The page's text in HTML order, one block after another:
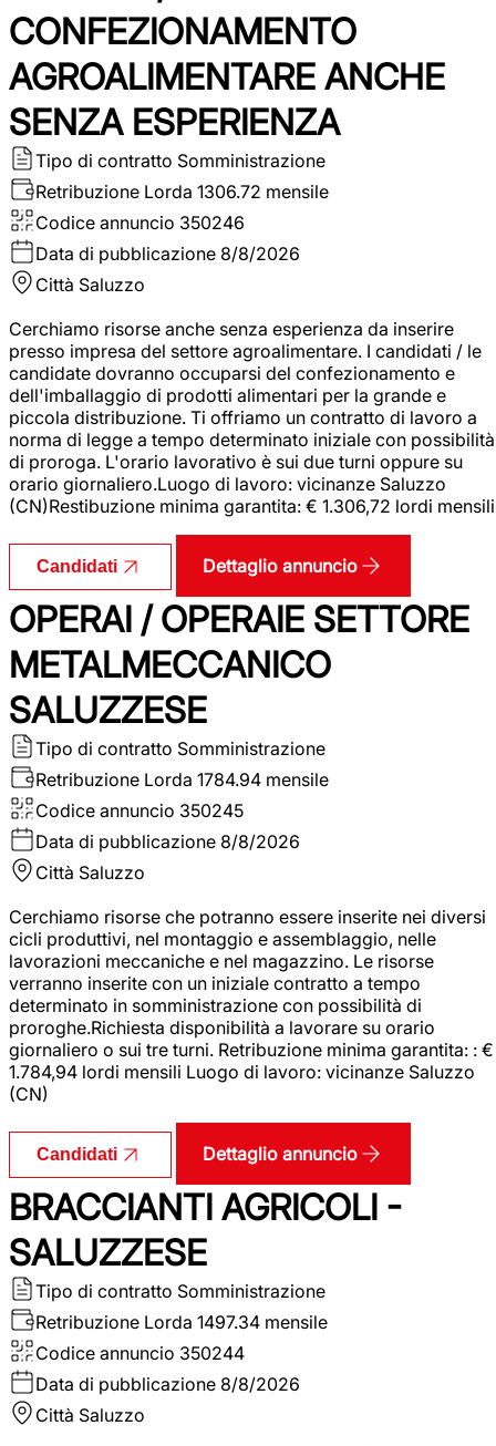
CONFEZIONAMENTO
AGROALIMENTARE ANCHE
SENZA ESPERIENZA
Tipo di contratto Somministrazione
Retribuzione Lorda 1306.72 mensile
Codice annuncio 350246
Data di pubblicazione 8/8/2026
Città Saluzzo
Cerchiamo risorse anche senza esperienza da inserire
presso impresa del settore agroalimentare. I candidati / le
candidate dovranno occuparsi del confezionamento e
dell'imballaggio di prodotti alimentari per la grande e
piccola distribuzione. Ti offriamo un contratto di lavoro a
norma di legge a tempo determinato iniziale con possibilità
di proroga. L'orario lavorativo è sui due turni oppure su
orario giornaliero.Luogo di lavoro: vicinanze Saluzzo
(CN)Restibuzione minima garantita: € 1.306,72 lordi mensili
Candidati Dettaglio annuncio
OPERAI / OPERAIE SETTORE
METALMECCANICO
SALUZZESE
Tipo di contratto Somministrazione
Retribuzione Lorda 1784.94 mensile
Codice annuncio 350245
Data di pubblicazione 8/8/2026
Città Saluzzo
Cerchiamo risorse che potranno essere inserite nei diversi
cicli produttivi, nel montaggio e assemblaggio, nelle
lavorazioni meccaniche e nel magazzino. Le risorse
verranno inserite con un iniziale contratto a tempo
determinato in somministrazione con possibilità di
proroghe.Richiesta disponibilità a lavorare su orario
giornaliero o sui tre turni. Retribuzione minima garantita: : €
1.784,94 lordi mensili Luogo di lavoro: vicinanze Saluzzo
(CN)
Candidati Dettaglio annuncio
BRACCIANTI AGRICOLI -
SALUZZESE
Tipo di contratto Somministrazione
Retribuzione Lorda 1497.34 mensile
Codice annuncio 350244
Data di pubblicazione 8/8/2026
Città Saluzzo